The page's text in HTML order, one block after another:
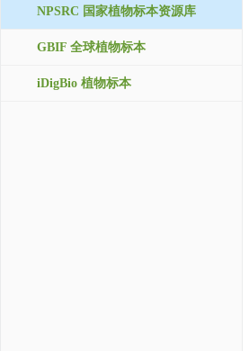
NPSRC 国家植物标本资源库
GBIF 全球植物标本
iDigBio 植物标本